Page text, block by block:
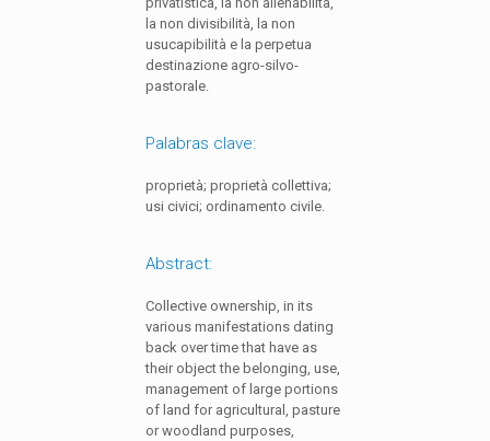
la non divisibilità, la non
usucapibilità e la perpetua
destinazione agro-silvo-
pastorale.
Palabras clave:
proprietà; proprietà collettiva;
usi civici; ordinamento civile.
Abstract:
Collective ownership, in its
various manifestations dating
back over time that have as
their object the belonging, use,
management of large portions
of land for agricultural, pasture
or woodland purposes,